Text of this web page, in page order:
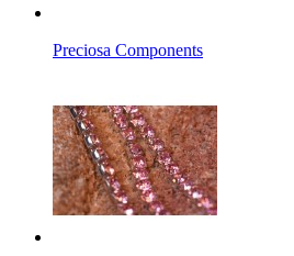
Preciosa Components